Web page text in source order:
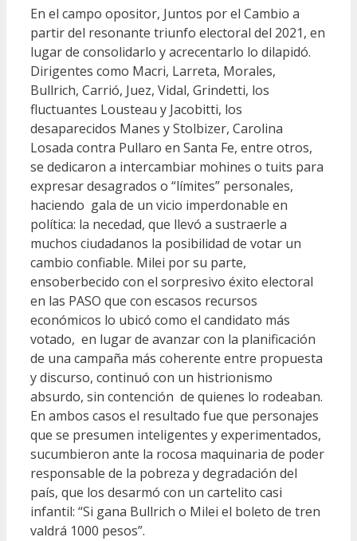
En el campo opositor, Juntos por el Cambio a
partir del resonante triunfo electoral del 2021, en
lugar de consolidarlo y acrecentarlo lo dilapidó.
Dirigentes como Macri, Larreta, Morales,
Bullrich, Carrió, Juez, Vidal, Grindetti, los
fluctuantes Lousteau y Jacobitti, los
desaparecidos Manes y Stolbizer, Carolina
Losada contra Pullaro en Santa Fe, entre otros,
se dedicaron a intercambiar mohines o tuits para
expresar desagrados o “límites” personales,
haciendo gala de un vicio imperdonable en
política: la necedad, que llevó a sustraerle a
muchos ciudadanos la posibilidad de votar un
cambio confiable. Milei por su parte,
ensoberbecido con el sorpresivo éxito electoral
en las PASO que con escasos recursos
económicos lo ubicó como el candidato más
votado, en lugar de avanzar con la planificación
de una campaña más coherente entre propuesta
y discurso, continuó con un histrionismo
absurdo, sin contención de quienes lo rodeaban.
En ambos casos el resultado fue que personajes
que se presumen inteligentes y experimentados,
sucumbieron ante la rocosa maquinaria de poder
responsable de la pobreza y degradación del
país, que los desarmó con un cartelito casi
infantil: “Si gana Bullrich o Milei el boleto de tren
valdrá 1000 pesos”.